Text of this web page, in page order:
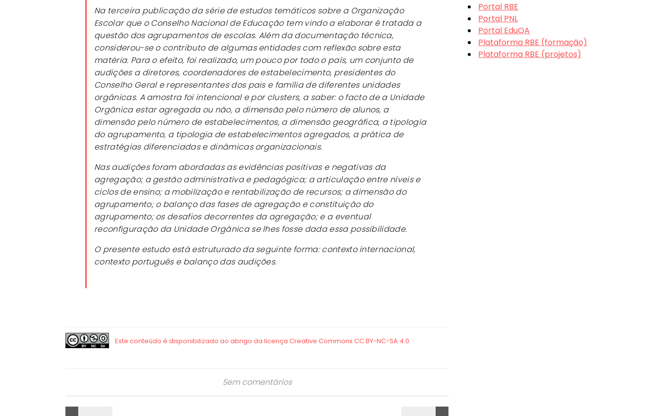
Na terceira publicação da série de estudos temáticos sobre a Organização
Escolar que o Conselho Nacional de Educação tem vindo a elaborar é tratada a
questão dos agrupamentos de escolas. Além da documentação técnica,
considerou-se o contributo de algumas entidades com reflexão sobre esta
matéria. Para o efeito, foi realizado, um pouco por todo o país, um conjunto de
audições a diretores, coordenadores de estabelecimento, presidentes do
Conselho Geral e representantes dos pais e família de diferentes unidades
orgânicas. A amostra foi intencional e por clusters, a saber: o facto de a Unidade
Orgânica estar agregada ou não, a dimensão pelo número de alunos, a
dimensão pelo número de estabelecimentos, a dimensão geográfica, a tipologia
do agrupamento, a tipologia de estabelecimentos agregados, a prática de
estratégias diferenciadas e dinâmicas organizacionais.
Nas audições foram abordadas as evidências positivas e negativas da
agregação; a gestão administrativa e pedagógica; a articulação entre níveis e
ciclos de ensino; a mobilização e rentabilização de recursos; a dimensão do
agrupamento; o balanço das fases de agregação e constituição do
agrupamento; os desafios decorrentes da agregação; e a eventual
reconfiguração da Unidade Orgânica se lhes fosse dada essa possibilidade.
O presente estudo está estruturado da seguinte forma: contexto internacional,
contexto português e balanço das audições.
Sem comentários
Portal RBE
Portal PNL
Portal EduQA
Plataforma RBE (formação)
Plataforma RBE (projetos)